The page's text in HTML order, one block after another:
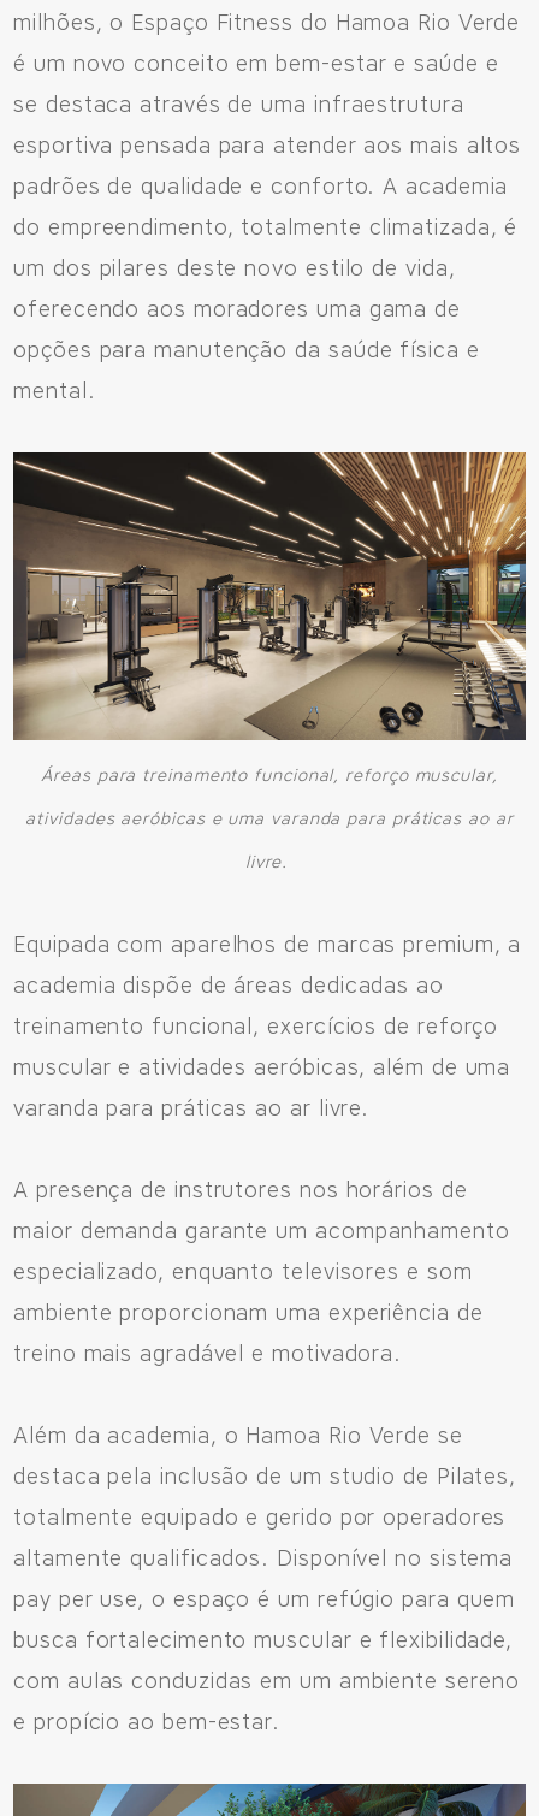
milhões, o Espaço Fitness do Hamoa Rio Verde
é um novo conceito em bem-estar e saúde e
se destaca através de uma infraestrutura
esportiva pensada para atender aos mais altos
padrões de qualidade e conforto. A academia
do empreendimento, totalmente climatizada, é
um dos pilares deste novo estilo de vida,
oferecendo aos moradores uma gama de
opções para manutenção da saúde física e
mental.
Áreas para treinamento funcional, reforço muscular,
atividades aeróbicas e uma varanda para práticas ao ar
livre.
Equipada com aparelhos de marcas premium, a
academia dispõe de áreas dedicadas ao
treinamento funcional, exercícios de reforço
muscular e atividades aeróbicas, além de uma
varanda para práticas ao ar livre.
A presença de instrutores nos horários de
maior demanda garante um acompanhamento
especializado, enquanto televisores e som
ambiente proporcionam uma experiência de
treino mais agradável e motivadora.
Além da academia, o Hamoa Rio Verde se
destaca pela inclusão de um studio de Pilates,
totalmente equipado e gerido por operadores
altamente qualificados. Disponível no sistema
pay per use, o espaço é um refúgio para quem
busca fortalecimento muscular e flexibilidade,
com aulas conduzidas em um ambiente sereno
e propício ao bem-estar.